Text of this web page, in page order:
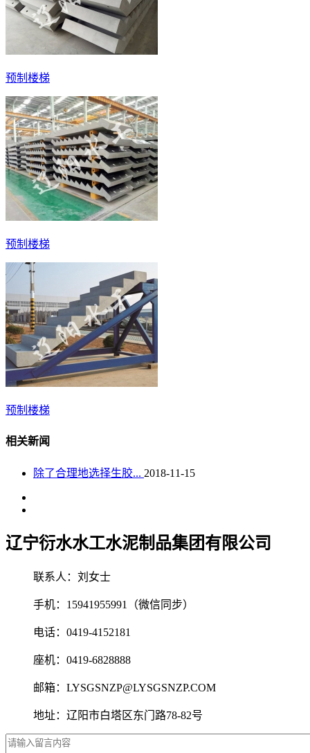
预制楼梯
预制楼梯
预制楼梯
相关新闻
除了合理地选择生胶... 2018-11-15
辽宁衍水水工水泥制品集团有限公司
联系人：刘女士
手机：15941955991（微信同步）
电话：0419-4152181
座机：0419-6828888
邮箱：LYSGSNZP@LYSGSNZP.COM
地址：辽阳市白塔区东门路78-82号